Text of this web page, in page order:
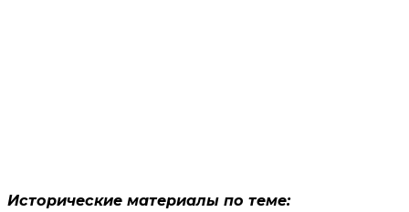
Исторические материалы по теме: